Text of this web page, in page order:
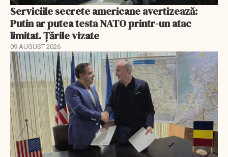
Serviciile secrete americane avertizează:
Putin ar putea testa NATO printr-un atac
limitat. Țările vizate
09 AUGUST 2026